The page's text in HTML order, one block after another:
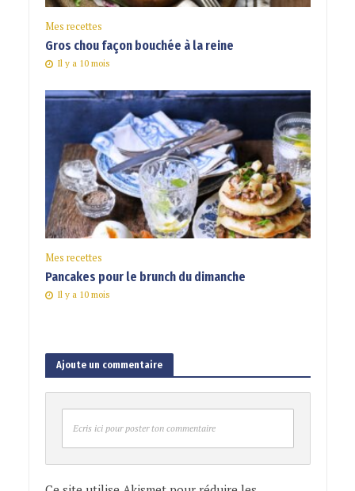
Mes recettes
Gros chou façon bouchée à la reine
Il y a 10 mois
Mes recettes
Pancakes pour le brunch du dimanche
Il y a 10 mois
Ajoute un commentaire
Ecris ici pour poster ton commentaire